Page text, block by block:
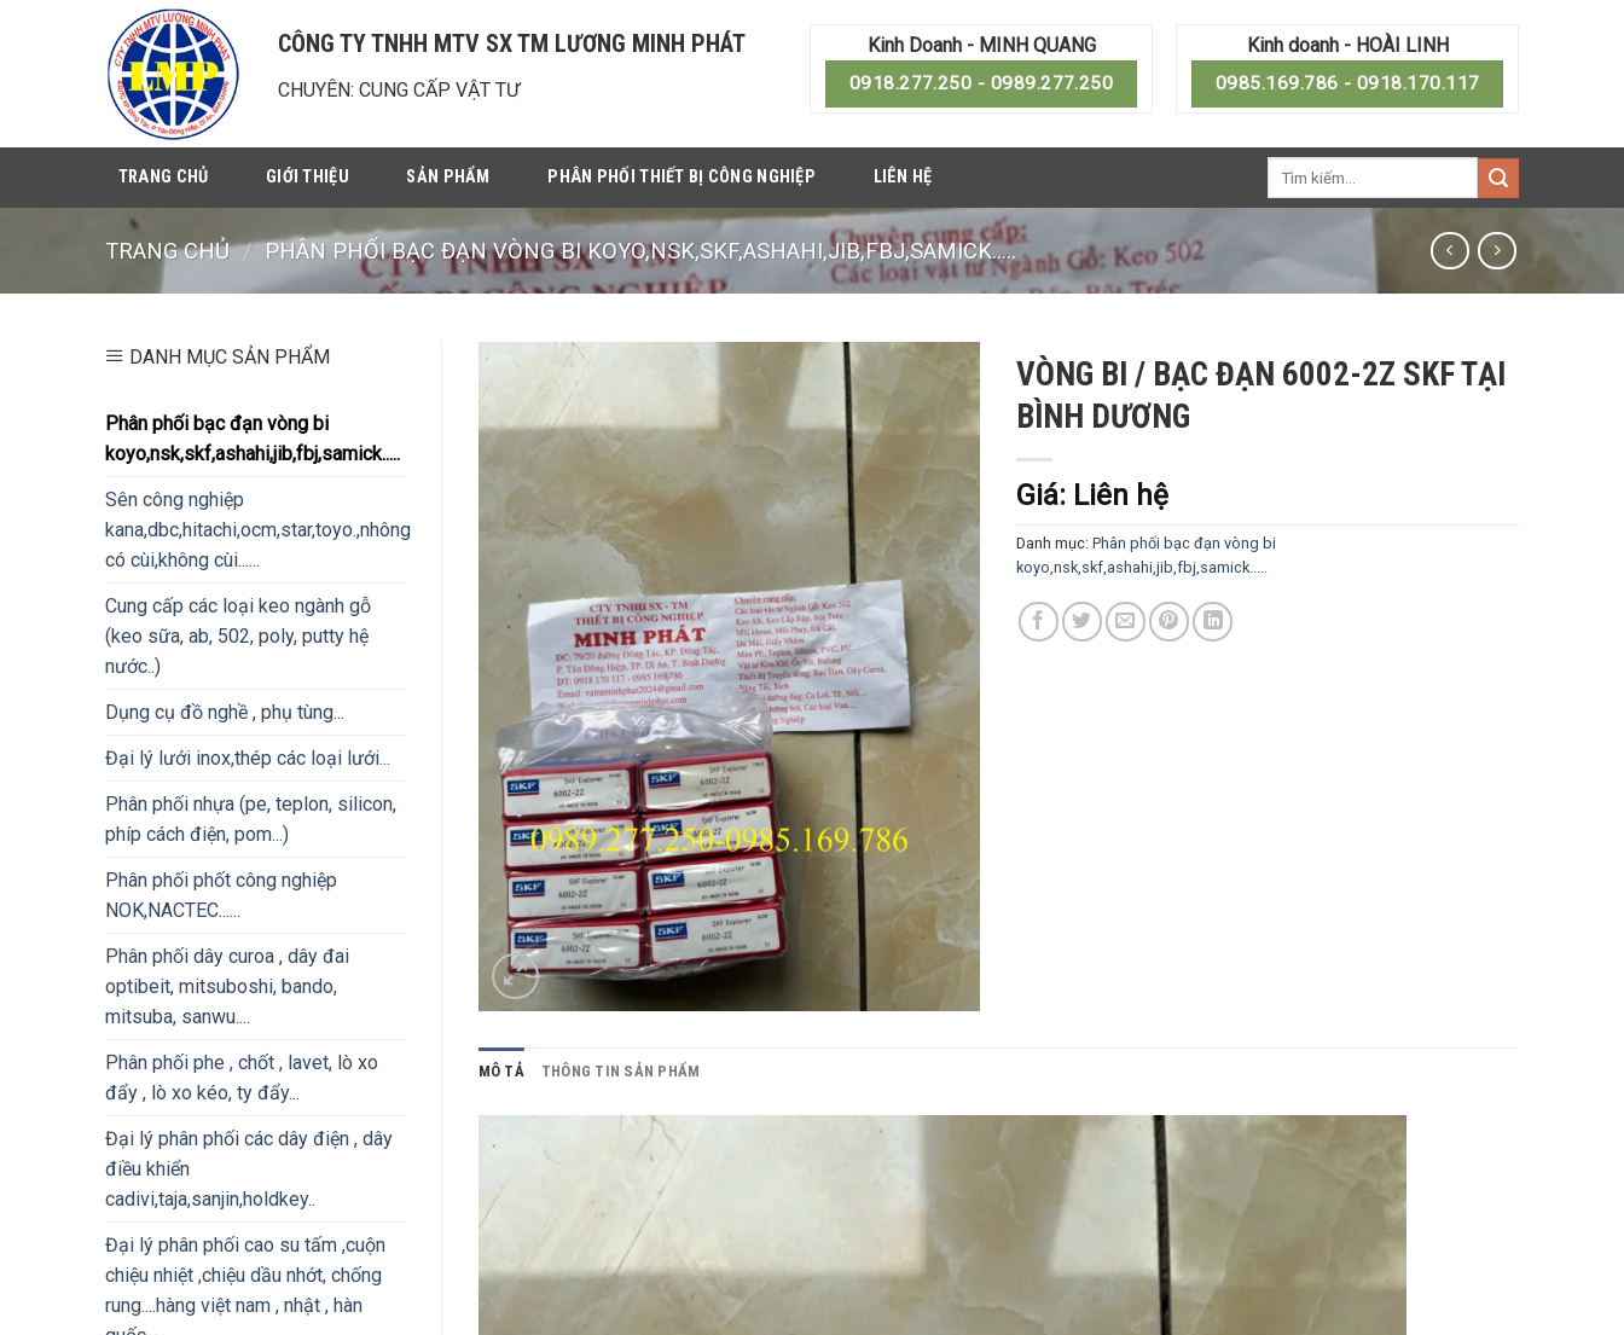
CÔNG TY TNHH MTV SX TM LƯƠNG MINH PHÁT
CHUYÊN: CUNG CẤP VẬT TƯ
Kinh Doanh - MINH QUANG
0918.277.250 - 0989.277.250
Kinh doanh - HOÀI LINH
0985.169.786 - 0918.170.117
TRANG CHỦ GIỚI THIỆU SẢN PHẨM PHÂN PHỐI THIẾT BỊ CÔNG NGHIỆP LIÊN HỆ
TRANG CHỦ / PHÂN PHỐI BẠC ĐẠN VÒNG BI KOYO,NSK,SKF,ASHAHI,JIB,FBJ,SAMICK.....
DANH MỤC SẢN PHẨM
Phân phối bạc đạn vòng bi
koyo,nsk,skf,ashahi,jib,fbj,samick.....
Sên công nghiệp
kana,dbc,hitachi,ocm,star,toyo.,nhông
có cùi,không cùi......
Cung cấp các loại keo ngành gỗ
(keo sữa, ab, 502, poly, putty hệ
nước..)
Dụng cụ đồ nghề , phụ tùng...
Đại lý lưới inox,thép các loại lưới...
Phân phối nhựa (pe, teplon, silicon,
phíp cách điện, pom...)
Phân phối phốt công nghiệp
NOK,NACTEC......
Phân phối dây curoa , dây đai
optibeit, mitsuboshi, bando,
mitsuba, sanwu....
Phân phối phe , chốt , lavet, lò xo
đẩy , lò xo kéo, ty đẩy...
Đại lý phân phối các dây điện , dây
điều khiển
cadivi,taja,sanjin,holdkey..
Đại lý phân phối cao su tấm ,cuộn
chiệu nhiệt ,chiệu dầu nhớt, chống
rung....hàng việt nam , nhật , hàn
VÒNG BI / BẠC ĐẠN 6002-2Z SKF TẠI
BÌNH DƯƠNG
Giá: Liên hệ
Danh mục:Phân phối bạc đạn vòng bi
koyo,nsk,skf,ashahi,jib,fbj,samick.....
MÔ TẢ THÔNG TIN SẢN PHẨM